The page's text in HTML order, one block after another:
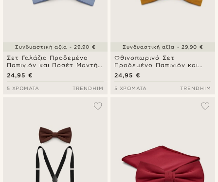
Σετ Γαλάζιο Προδεμένο
Παπιγιόν και Ποσέτ Μαντήλι
Τσέπης
24,95 €
Συνδυαστική αξία - 29,90 €
5 ΧΡΏΜΑΤΑ TRENDHIM
Φθινοπωρινό Σετ
Προδεμένο Παπιγιόν και
Ποσέτ Μαντήλι Τσέπης
24,95 €
Συνδυαστική αξία - 29,90 €
5 ΧΡΏΜΑΤΑ TRENDHIM